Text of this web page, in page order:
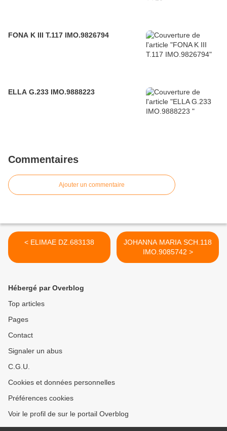
FONA K III T.117 IMO.9826794
ELLA G.233 IMO.9888223
Commentaires
Ajouter un commentaire
< ELIMAE DZ.683138
JOHANNA MARIA SCH.118
IMO.9085742 >
Hébergé par Overblog
Top articles
Pages
Contact
Signaler un abus
C.G.U.
Cookies et données personnelles
Préférences cookies
Voir le profil de sur le portail Overblog